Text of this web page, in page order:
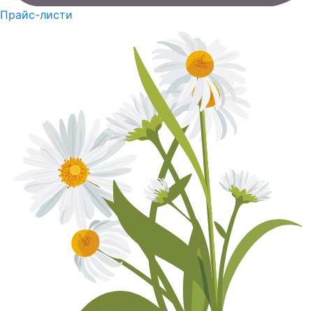
Прайс-листи